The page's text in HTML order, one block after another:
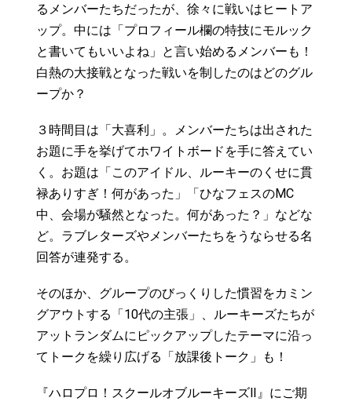
るメンバーたちだったが、徐々に戦いはヒートア
ップ。中には「プロフィール欄の特技にモルック
と書いてもいいよね」と言い始めるメンバーも！
白熱の大接戦となった戦いを制したのはどのグル
ープか？
３時間目は「大喜利」。メンバーたちは出された
お題に手を挙げてホワイトボードを手に答えてい
く。お題は「このアイドル、ルーキーのくせに貫
禄ありすぎ！何があった」「ひなフェスのMC
中、会場が騒然となった。何があった？」などな
ど。ラブレターズやメンバーたちをうならせる名
回答が連発する。
そのほか、グループのびっくりした慣習をカミン
グアウトする「10代の主張」、ルーキーズたちが
アットランダムにピックアップしたテーマに沿っ
てトークを繰り広げる「放課後トーク」も！
『ハロプロ！スクールオブルーキーズⅡ』にご期